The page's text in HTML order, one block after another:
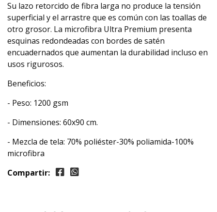
Su lazo retorcido de fibra larga no produce la tensión
superficial y el arrastre que es común con las toallas de
otro grosor. La microfibra Ultra Premium presenta
esquinas redondeadas con bordes de satén
encuadernados que aumentan la durabilidad incluso en
usos rigurosos.
Beneficios:
- Peso: 1200 gsm
- Dimensiones: 60x90 cm.
- Mezcla de tela: 70% poliéster-30% poliamida-100%
microfibra
Compartir: